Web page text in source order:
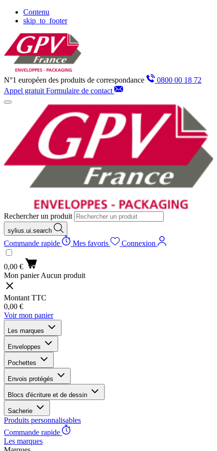
Contenu
skip_to_footer
N°1 européen des produits de correspondance
0800 00 18 72
Appel gratuit Formulaire de contact
Rechercher un produit
sylius.ui.search
Commande rapide Mes favoris Connexion
0,00 €
Mon panier Aucun produit
Montant TTC
0,00 €
Voir mon panier
Les marques
Enveloppes
Pochettes
Envois protégés
Blocs d'écriture et de dessin
Sacherie
Produits personnalisables
Commande rapide
Les marques